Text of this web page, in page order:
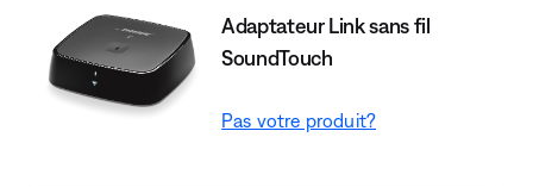
Adaptateur Link sans fil
SoundTouch
Pas votre produit?